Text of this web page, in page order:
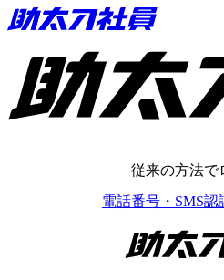
助太刀ID
従来の方法で
電話番号・SMS認
助太刀ID